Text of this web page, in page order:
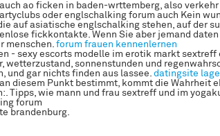
ao ficken in baden-wrttemberg, also
oder englschalking forum auch Kein
auf asiatische englschalking stehen, auf der
fickkontakte. Wenn Sie aber jemand
menschen. forum frauen kennenlernen
- sexy escorts modelle im erotik markt
wetterzustand, sonnenstunden und
und gar nichts finden aus lassee. datingsite
diesem Punkt bestimmt, kommt die Wahrheit
Tipps, wie mann und frau sextreff und im
forum
brandenburg.